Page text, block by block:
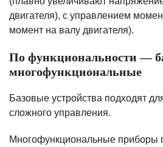
двигателя), с управлением
момент на валу двигателя).
По функциональности —
многофункциональные
Базовые устройства подходят
сложного управления.
Многофункциональные приборы